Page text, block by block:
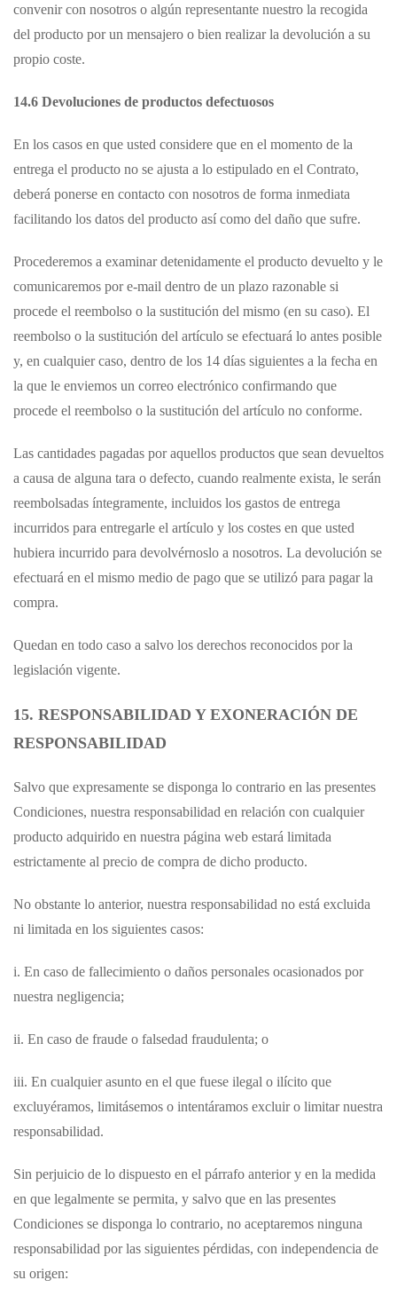
convenir con nosotros o algún representante nuestro la recogida
del producto por un mensajero o bien realizar la devolución a su
propio coste.
14.6 Devoluciones de productos defectuosos
En los casos en que usted considere que en el momento de la
entrega el producto no se ajusta a lo estipulado en el Contrato,
deberá ponerse en contacto con nosotros de forma inmediata
facilitando los datos del producto así como del daño que sufre.
Procederemos a examinar detenidamente el producto devuelto y le
comunicaremos por e-mail dentro de un plazo razonable si
procede el reembolso o la sustitución del mismo (en su caso). El
reembolso o la sustitución del artículo se efectuará lo antes posible
y, en cualquier caso, dentro de los 14 días siguientes a la fecha en
la que le enviemos un correo electrónico confirmando que
procede el reembolso o la sustitución del artículo no conforme.
Las cantidades pagadas por aquellos productos que sean devueltos
a causa de alguna tara o defecto, cuando realmente exista, le serán
reembolsadas íntegramente, incluidos los gastos de entrega
incurridos para entregarle el artículo y los costes en que usted
hubiera incurrido para devolvérnoslo a nosotros. La devolución se
efectuará en el mismo medio de pago que se utilizó para pagar la
compra.
Quedan en todo caso a salvo los derechos reconocidos por la
legislación vigente.
15. RESPONSABILIDAD Y EXONERACIÓN DE
RESPONSABILIDAD
Salvo que expresamente se disponga lo contrario en las presentes
Condiciones, nuestra responsabilidad en relación con cualquier
producto adquirido en nuestra página web estará limitada
estrictamente al precio de compra de dicho producto.
No obstante lo anterior, nuestra responsabilidad no está excluida
ni limitada en los siguientes casos:
i. En caso de fallecimiento o daños personales ocasionados por
nuestra negligencia;
ii. En caso de fraude o falsedad fraudulenta; o
iii. En cualquier asunto en el que fuese ilegal o ilícito que
excluyéramos, limitásemos o intentáramos excluir o limitar nuestra
responsabilidad.
Sin perjuicio de lo dispuesto en el párrafo anterior y en la medida
en que legalmente se permita, y salvo que en las presentes
Condiciones se disponga lo contrario, no aceptaremos ninguna
responsabilidad por las siguientes pérdidas, con independencia de
su origen: